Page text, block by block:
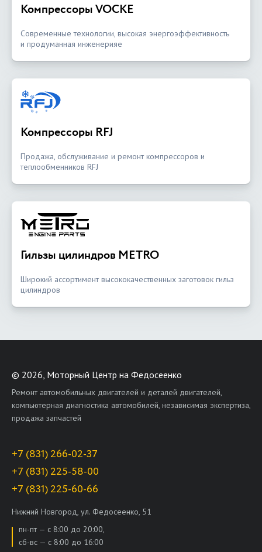
Компрессоры VOCKE
Современные технологии, высокая энергоэффективность
и продуманная инженерияе
Компрессоры RFJ
Продажа, обслуживание и ремонт компрессоров и
теплообменников RFJ
Гильзы цилиндров METRO
Широкий ассортимент высококачественных заготовок гильз
цилиндров
© 2026, Моторный Центр на Федосеенко
Ремонт автомобильных двигателей и деталей двигателей,
компьютерная диагностика автомобилей, независимая экспертиза,
продажа запчастей
+7 (831) 266-02-37
+7 (831) 225-58-00
+7 (831) 225-60-66
Нижний Новгород, ул. Федосеенко, 51
пн-пт — с 8:00 до 20:00,
сб-вс — с 8:00 до 16:00